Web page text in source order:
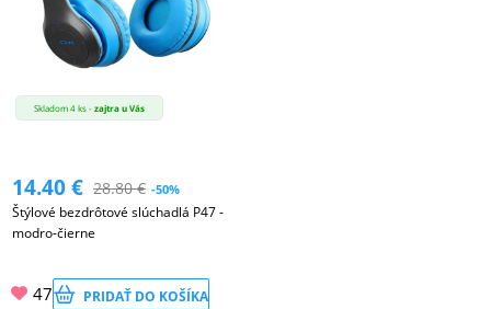
Skladom 4 ks -zajtra u Vás
14.40€ 28.80€ -50%
Štýlové bezdrôtové slúchadlá P47 -
modro-čierne
47 PRIDAŤ DO KOŠÍKA